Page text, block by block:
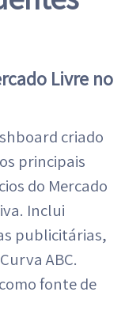
Livre no
criado
principais
do Mercado
Inclui
publicitárias,
ABC.
fonte de